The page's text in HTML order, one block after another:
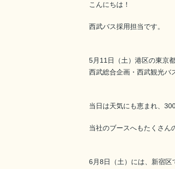
こんにちは！
西武バス採用担当です。
5月11日（土）港区の東京
西武総合企画・西武観光バ
当日は天気にも恵まれ、
当社のブースへもたくさん
6月8日（土）には、新宿